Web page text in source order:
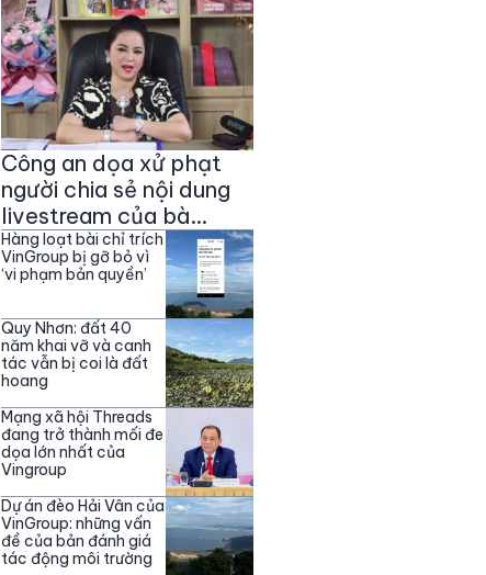
Công an dọa xử phạt
người chia sẻ nội dung
livestream của bà
Nguyễn Phương Hằng
Hàng loạt bài chỉ trích
VinGroup bị gỡ bỏ vì
‘vi phạm bản quyền’
Quy Nhơn: đất 40
năm khai vỡ và canh
tác vẫn bị coi là đất
hoang
Mạng xã hội Threads
đang trở thành mối đe
dọa lớn nhất của
Vingroup
Dự án đèo Hải Vân của
VinGroup: những vấn
đề của bản đánh giá
tác động môi trường